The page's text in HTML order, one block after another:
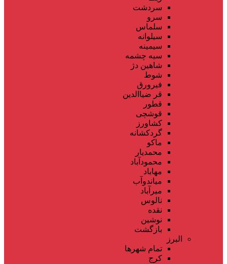
سردشت
سرو
سلماس
سیلوانه
سیمینه
سیه چشمه
شاهین دژ
شوط
فیرورق
قر ضیاالدین
قطور
قوشچی
کشاورز
گردکشانه
ماکو
محمدیار
محمودآباد
مهاباد
میاندوآب
میرآباد
نالوس
نقده
نوشین
بازگشت
البرز
تمام شهر‌ها
کرج